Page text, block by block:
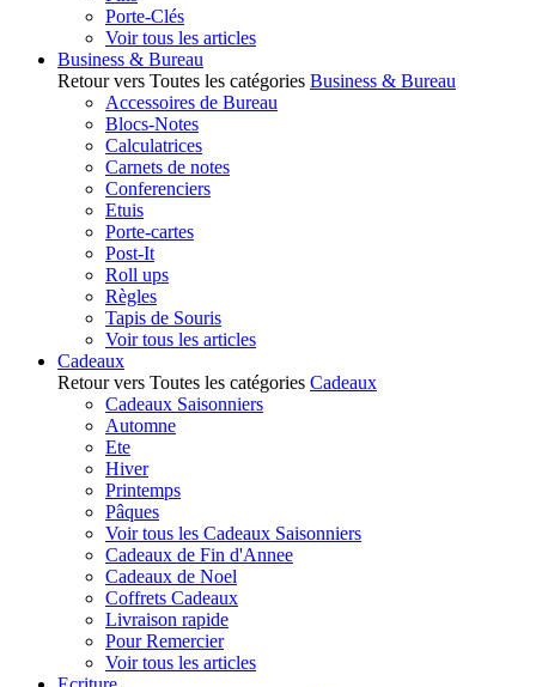
Porte-Clés
Voir tous les articles
Business & Bureau
Retour vers Toutes les catégories Business & Bureau
Accessoires de Bureau
Blocs-Notes
Calculatrices
Carnets de notes
Conferenciers
Etuis
Porte-cartes
Post-It
Roll ups
Règles
Tapis de Souris
Voir tous les articles
Cadeaux
Retour vers Toutes les catégories Cadeaux
Cadeaux Saisonniers
Automne
Ete
Hiver
Printemps
Pâques
Voir tous les Cadeaux Saisonniers
Cadeaux de Fin d'Annee
Cadeaux de Noel
Coffrets Cadeaux
Livraison rapide
Pour Remercier
Voir tous les articles